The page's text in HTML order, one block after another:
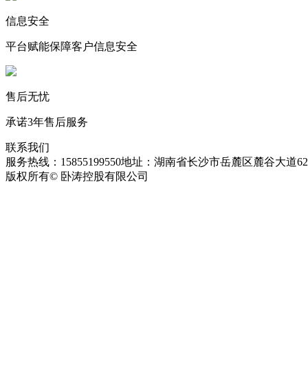
信息安全
平台赋能保障客户信息安全
售后无忧
承诺3年售后服务
联系我们
服务热线：15855199550地址：湖南省长沙市岳麓区麓谷大道
版权所有© 卧涛控股有限公司